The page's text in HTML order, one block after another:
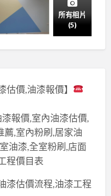
所有相片
(5)
估價,油漆報價】
報價,室內油漆估價,
薦,室內粉刷,居家油
油漆,全室粉刷,店面
程價目表
漆估價流程,油漆工程